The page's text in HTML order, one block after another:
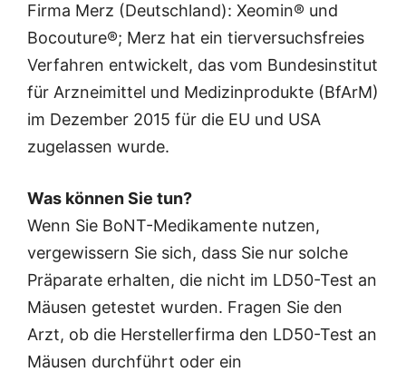
Firma Merz (Deutschland): Xeomin® und
Bocouture®; Merz hat ein tierversuchsfreies
Verfahren entwickelt, das vom Bundesinstitut
für Arzneimittel und Medizinprodukte (BfArM)
im Dezember 2015 für die EU und USA
zugelassen wurde.
Was können Sie tun?
Wenn Sie BoNT-Medikamente nutzen,
vergewissern Sie sich, dass Sie nur solche
Präparate erhalten, die nicht im LD50-Test an
Mäusen getestet wurden. Fragen Sie den
Arzt, ob die Herstellerfirma den LD50-Test an
Mäusen durchführt oder ein